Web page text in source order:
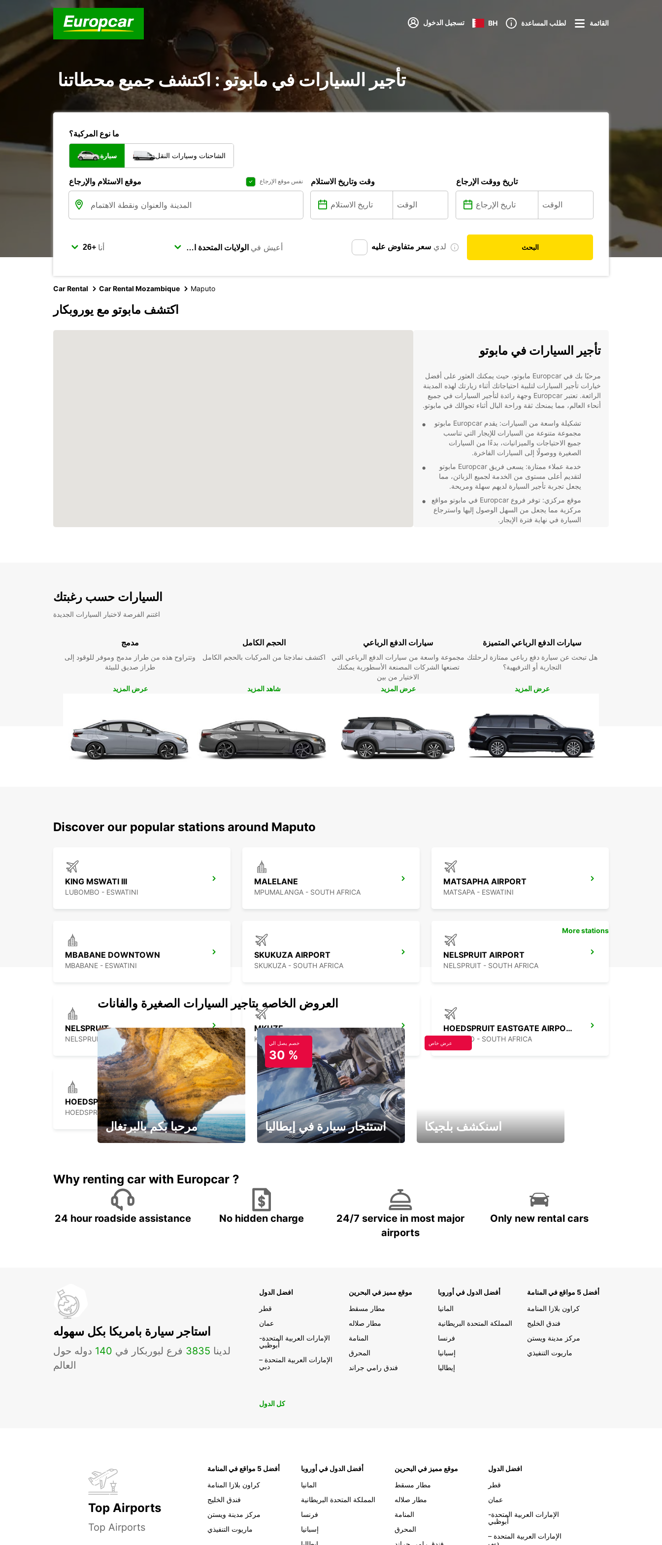
تسجيل الدخول BH لطلب المساعدة القائمة
تأجير السيارات في مابوتو : اكتشف جميع محطاتنا
ما نوع المركبة؟
سيارة الشاحنات وسيارات النقل
موقع الاستلام والإرجاع نفس موقع الإرجاع وقت وتاريخ الاستلام تاريخ ووقت الإرجاع
أنا أعيش في لدي سعر متفاوض عليه البحث
Car Rental Car Rental Mozambique Maputo
اكتشف مابوتو مع يوروبكار
تأجير السيارات في مابوتو
مرحبًا بك في Europcar مابوتو، حيث يمكنك العثور على أفضل
خيارات تأجير السيارات لتلبية احتياجاتك أثناء زيارتك لهذه المدينة
الرائعة. تعتبر Europcar وجهة رائدة لتأجير السيارات في جميع
أنحاء العالم، مما يمنحك ثقة وراحة البال أثناء تجوالك في مابوتو.
تشكيلة واسعة من السيارات: يقدم Europcar مابوتو
مجموعة متنوعة من السيارات للإيجار التي تناسب
جميع الاحتياجات والميزانيات، بدءًا من السيارات
الصغيرة ووصولًا إلى السيارات الفاخرة.
خدمة عملاء ممتازة: يسعى فريق Europcar مابوتو
لتقديم أعلى مستوى من الخدمة لجميع الزبائن، مما
يجعل تجربة تأجير السيارة لديهم سهلة ومريحة.
موقع مركزي: توفر فروع Europcar في مابوتو مواقع
مركزية مما يجعل من السهل الوصول إليها واسترجاع
السيارة في نهاية فترة الإيجار.
السيارات حسب رغبتك
اغتنم الفرصة لاختبار السيارات الجديدة
مدمج
وتتراوح هذه من طراز مدمج وموفر للوقود إلى
طراز صديق للبيئة
عرض المزيد
الحجم الكامل
اكتشف نماذجنا من المركبات بالحجم الكامل
شاهد المزيد
سيارات الدفع الرباعي
مجموعة واسعة من سيارات الدفع الرباعي التي
تصنعها الشركات المصنعة الأسطورية يمكنك
الاختيار من بين
عرض المزيد
سيارات الدفع الرباعي المتميزة
هل تبحث عن سيارة دفع رباعي ممتازة لرحلتك
التجارية أو الترفيهية؟
عرض المزيد
Discover our popular stations around Maputo
KING MSWATI III
LUBOMBO - ESWATINI
MALELANE
MPUMALANGA - SOUTH AFRICA
MATSAPHA AIRPORT
MATSAPA - ESWATINI
MBABANE DOWNTOWN
MBABANE - ESWATINI
SKUKUZA AIRPORT
SKUKUZA - SOUTH AFRICA
NELSPRUIT AIRPORT
NELSPRUIT - SOUTH AFRICA
NELSPRUIT
NELSPRUIT - SOUTH AFRICA
MKUZE
KWAZULU NATAL - SOUTH AFRICA
HOEDSPRUIT EASTGATE AIRPORT
LIMPOPO - SOUTH AFRICA
HOEDSPRUIT
HOEDSPRUIT - SOUTH AFRICA
More stations
العروض الخاصه بتاجير السيارات الصغيرة والفانات
مرحبا بكم بالبرتغال
خصم يصل الي
30 %
استئجار سيارة في إيطاليا
عرض خاص
اسنكشف بلجيكا
Why renting car with Europcar ?
24 hour roadside assistance No hidden charge
24/7 service in most major
airports
Only new rental cars
استاجر سيارة بامريكا بكل سهوله
لدينا 3835 فرع لبوربكار في 140 دوله حول
العالم
افضل الدول
قطر
عمان
الإمارات العربية المتحدة-
أبوظبي
الإمارات العربية المتحدة –
دبي
موقع مميز في البحرين
مطار مسقط
مطار صلاله
المنامة
المحرق
فندق رامي جراند
أفضل الدول في أوروبا
المانيا
المملكة المتحدة البريطانية
فرنسا
إسبانيا
إيطاليا
أفضل 5 مواقع في المنامة
كراون بلازا المنامة
فندق الخليج
مركز مدينة ويستن
ماريوت التنفيذي
كل الدول
Top Airports
Top Airports
أفضل 5 مواقع في المنامة
كراون بلازا المنامة
فندق الخليج
مركز مدينة ويستن
ماريوت التنفيذي
أفضل الدول في أوروبا
المانيا
المملكة المتحدة البريطانية
فرنسا
إسبانيا
موقع مميز في البحرين
مطار مسقط
مطار صلاله
المنامة
المحرق
افضل الدول
قطر
عمان
الإمارات العربية المتحدة-
أبوظبي
الإمارات العربية المتحدة –
دبي